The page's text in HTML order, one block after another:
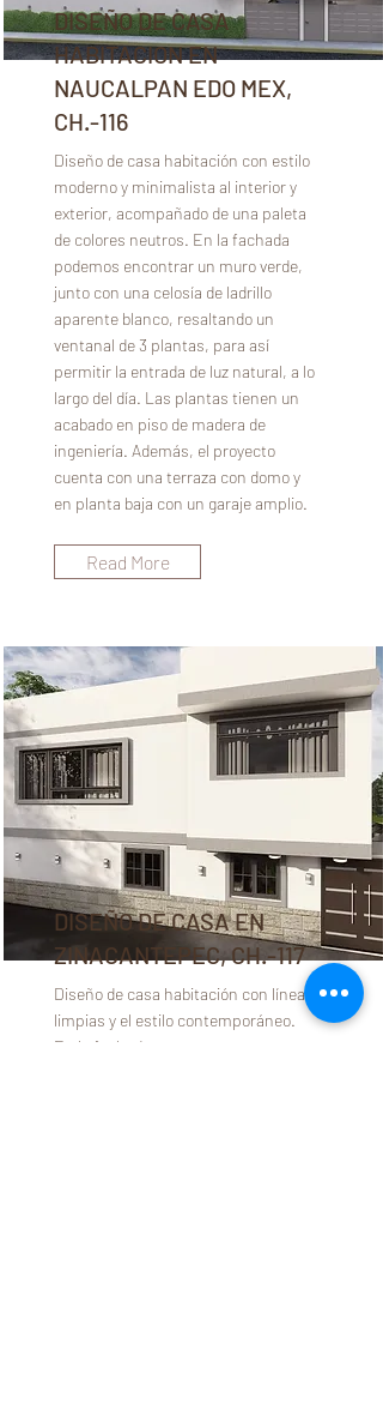
DISEÑO DE CASA
HABITACION EN
NAUCALPAN EDO MEX,
CH.-116
Diseño de casa habitación con estilo
moderno y minimalista al interior y
exterior, acompañado de una paleta
de colores neutros. En la fachada
podemos encontrar un muro verde,
junto con una celosía de ladrillo
aparente blanco, resaltando un
ventanal de 3 plantas, para así
permitir la entrada de luz natural, a lo
largo del día. Las plantas tienen un
acabado en piso de madera de
ingeniería. Además, el proyecto
cuenta con una terraza con domo y
en planta baja con un garaje amplio.
Read More
DISEÑO DE CASA EN
ZINACANTEPEC, CH.-117
Diseño de casa habitación con líneas
limpias y el estilo contemporáneo.
En la fachada nos encontramos con